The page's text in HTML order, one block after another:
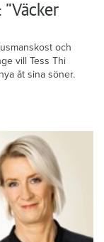
”Väcker
och
vill Tess Thi
åt sina söner.